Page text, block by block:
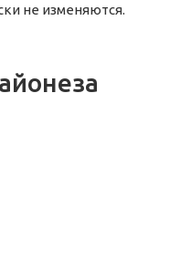
не изменяются.